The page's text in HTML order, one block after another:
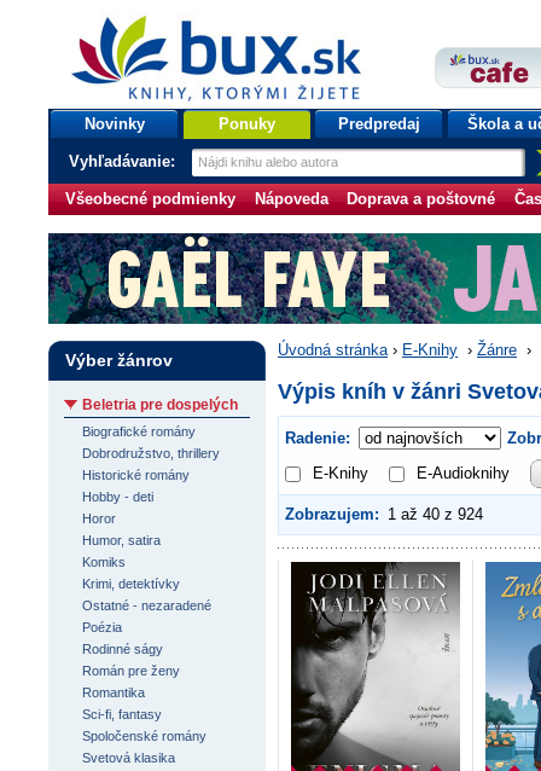
bux.sk
knihy, ktorými žijete
Úvodná stránka
Novinky Ponuky Predpredaj Škola a
Vyhľadávanie:
Všeobecné podmienky Nápoveda Doprava a poštovné
Úvodná stránka› E-Knihy › Žánre ›
Výpis kníh v žánri
Radenie:
E-Knihy
E-Audioknihy
Zobrazujem: 1 až 40 z 924
Výber žánrov
Beletria pre dospelých
Biografické romány
Dobrodružstvo, thrillery
Historické romány
Hobby - deti
Horor
Humor, satira
Komiks
Krimi, detektívky
Ostatné - nezaradené
Poézia
Rodinné ságy
Román pre ženy
Romantika
Sci-fi, fantasy
Spoločenské romány
Svetová klasika